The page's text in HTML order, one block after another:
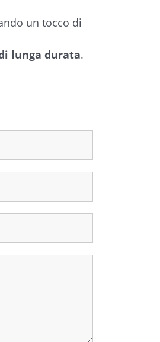
un tocco di
lunga durata.